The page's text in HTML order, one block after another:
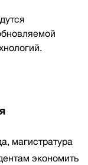
магистратура
экономить